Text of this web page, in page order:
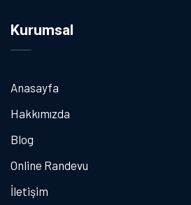
Kurumsal
Anasayfa
Hakkımızda
Blog
Online Randevu
İletişim